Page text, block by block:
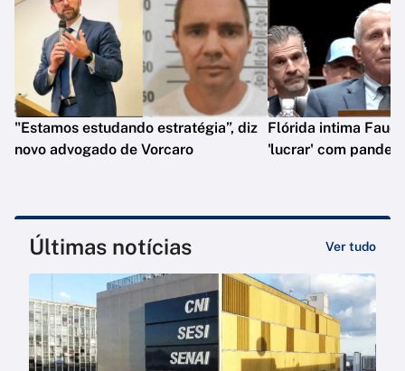
"Estamos estudando estratégia”, diz
novo advogado de Vorcaro
Flórida intima
'lucrar' com
Últimas notícias Ver tudo